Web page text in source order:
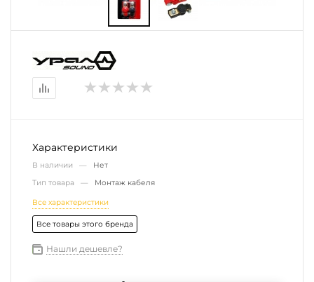
Характеристики
В наличии — Нет
Тип товара — Монтаж кабеля
Все характеристики
Все товары этого бренда
Нашли дешевле?